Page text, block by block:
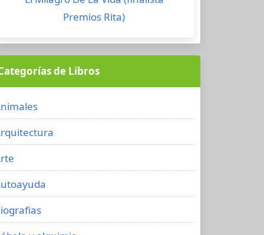
Premios Rita)
de Libros